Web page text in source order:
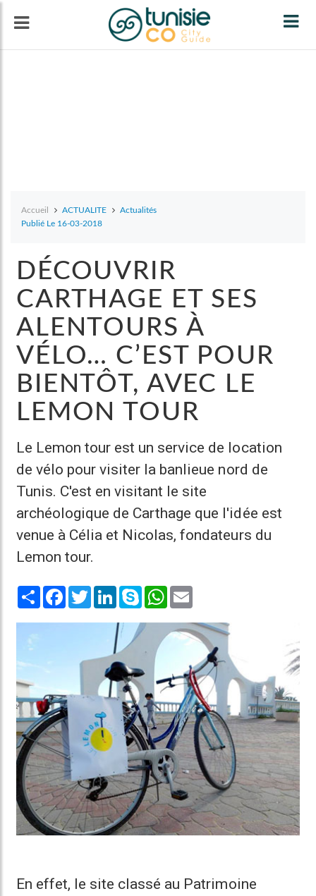
Accueil ACTUALITE
Actualités
Publié Le 16-03-2018
DÉCOUVRIR
CARTHAGE ET SES
ALENTOURS À
VÉLO… C’EST POUR
BIENTÔT, AVEC LE
LEMON TOUR
Le Lemon tour est un service de location
de vélo pour visiter la banlieue nord de
Tunis. C'est en visitant le site
archéologique de Carthage que l'idée est
venue à Célia et Nicolas, fondateurs du
Lemon tour.
Share Facebook
TwitterLinkedInSkype WhatsApp
En effet, le site classé au Patrimoine